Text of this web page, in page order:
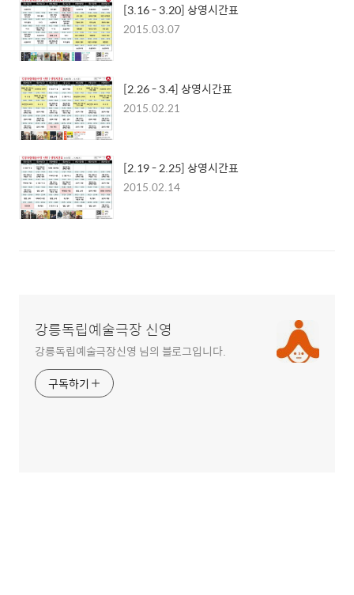
[3.16 - 3.20] 상영시간표
2015.03.07
[2.26 - 3.4] 상영시간표
2015.02.21
[2.19 - 2.25] 상영시간표
2015.02.14
강릉독립예술극장 신영
강릉독립예술극장신영 님의 블로그입니다.
구독하기